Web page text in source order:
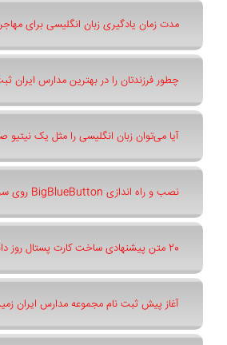
مدت زمان یادگیری زبان انگلیسی برای
چطور فرزندتان را در بهترین مدارس ایران
آیا می‌توان زبان انگلیسی را مثل یک
نصب و راه اندازی BigBlueButton روی سرور مجازی آلمان
20 متن پیشنهادی ساخت کارت پستال روز دانش آموز
آغاز پیش ثبت‌ نام مجموعه مدارس ایران